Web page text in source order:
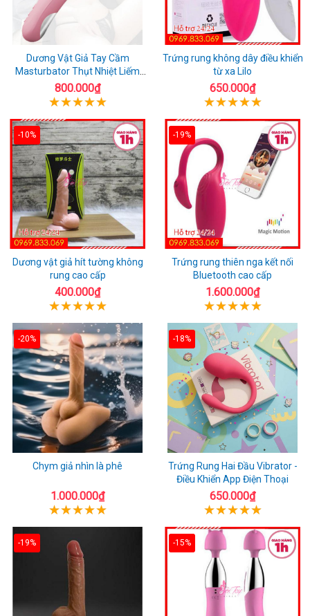
Dương Vật Giả Tay Cầm
Masturbator Thụt Nhiệt Liếm
Rung
800.000₫
Trứng rung không dây điều khiển
từ xa Lilo
650.000₫
-10%
Dương vật giả hít tường không
rung cao cấp
400.000₫
-19%
Trứng rung thiên nga kết nối
Bluetooth cao cấp
1.600.000₫
-20%
Chym giả nhìn là phê
1.000.000₫
-18%
Trứng Rung Hai Đầu Vibrator -
Điều Khiển App Điện Thoại
650.000₫
-19% -15%